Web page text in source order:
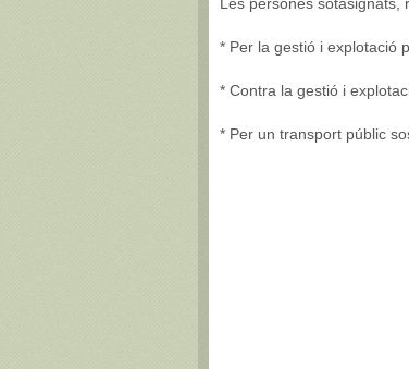
* Per la gestió i explotació
* Contra la gestió i
* Per un transport públic